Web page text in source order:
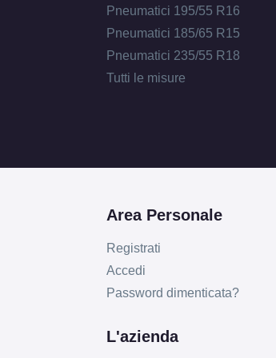
Pneumatici 195/55 R16
Pneumatici 185/65 R15
Pneumatici 235/55 R18
Tutti le misure
Area Personale
Registrati
Accedi
Password dimenticata?
L'azienda